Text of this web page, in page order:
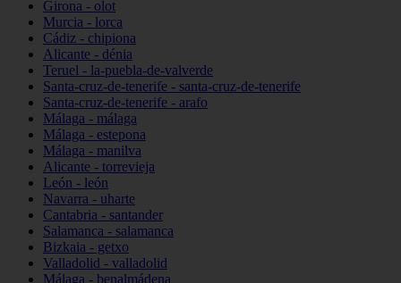
Girona - olot
Murcia - lorca
Cádiz - chipiona
Alicante - dénia
Teruel - la-puebla-de-valverde
Santa-cruz-de-tenerife - santa-cruz-de-tenerife
Santa-cruz-de-tenerife - arafo
Málaga - málaga
Málaga - estepona
Málaga - manilva
Alicante - torrevieja
León - león
Navarra - uharte
Cantabria - santander
Salamanca - salamanca
Bizkaia - getxo
Valladolid - valladolid
Málaga - benalmádena